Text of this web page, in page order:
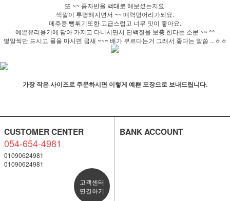
또 ~~ 콩자반을 백태로 해보셨는지요.
색깔이 투명해지면서 ~~ 매력덩어리가되요.
메주콩 뻥튀기또한 고급스럽고 너무 맛이 좋아요.
예쁜유리용기에 담아 가지고 다니시면서 단백질을 보충 한다는 소문 ~~ ^^
몇알씩만 드시고 물을 마시면 금새 ~~~ 배가 부르다는거 그래서 좋다는 말씀 ...ㅎㅎ
가장 작은 사이즈로 주문하시면 이렇게 예쁜 포장으로 보내드립니다.
CUSTOMER CENTER
054-654-4981
01090624981
01090624981
고객센터
연결하기
BANK ACCOUNT